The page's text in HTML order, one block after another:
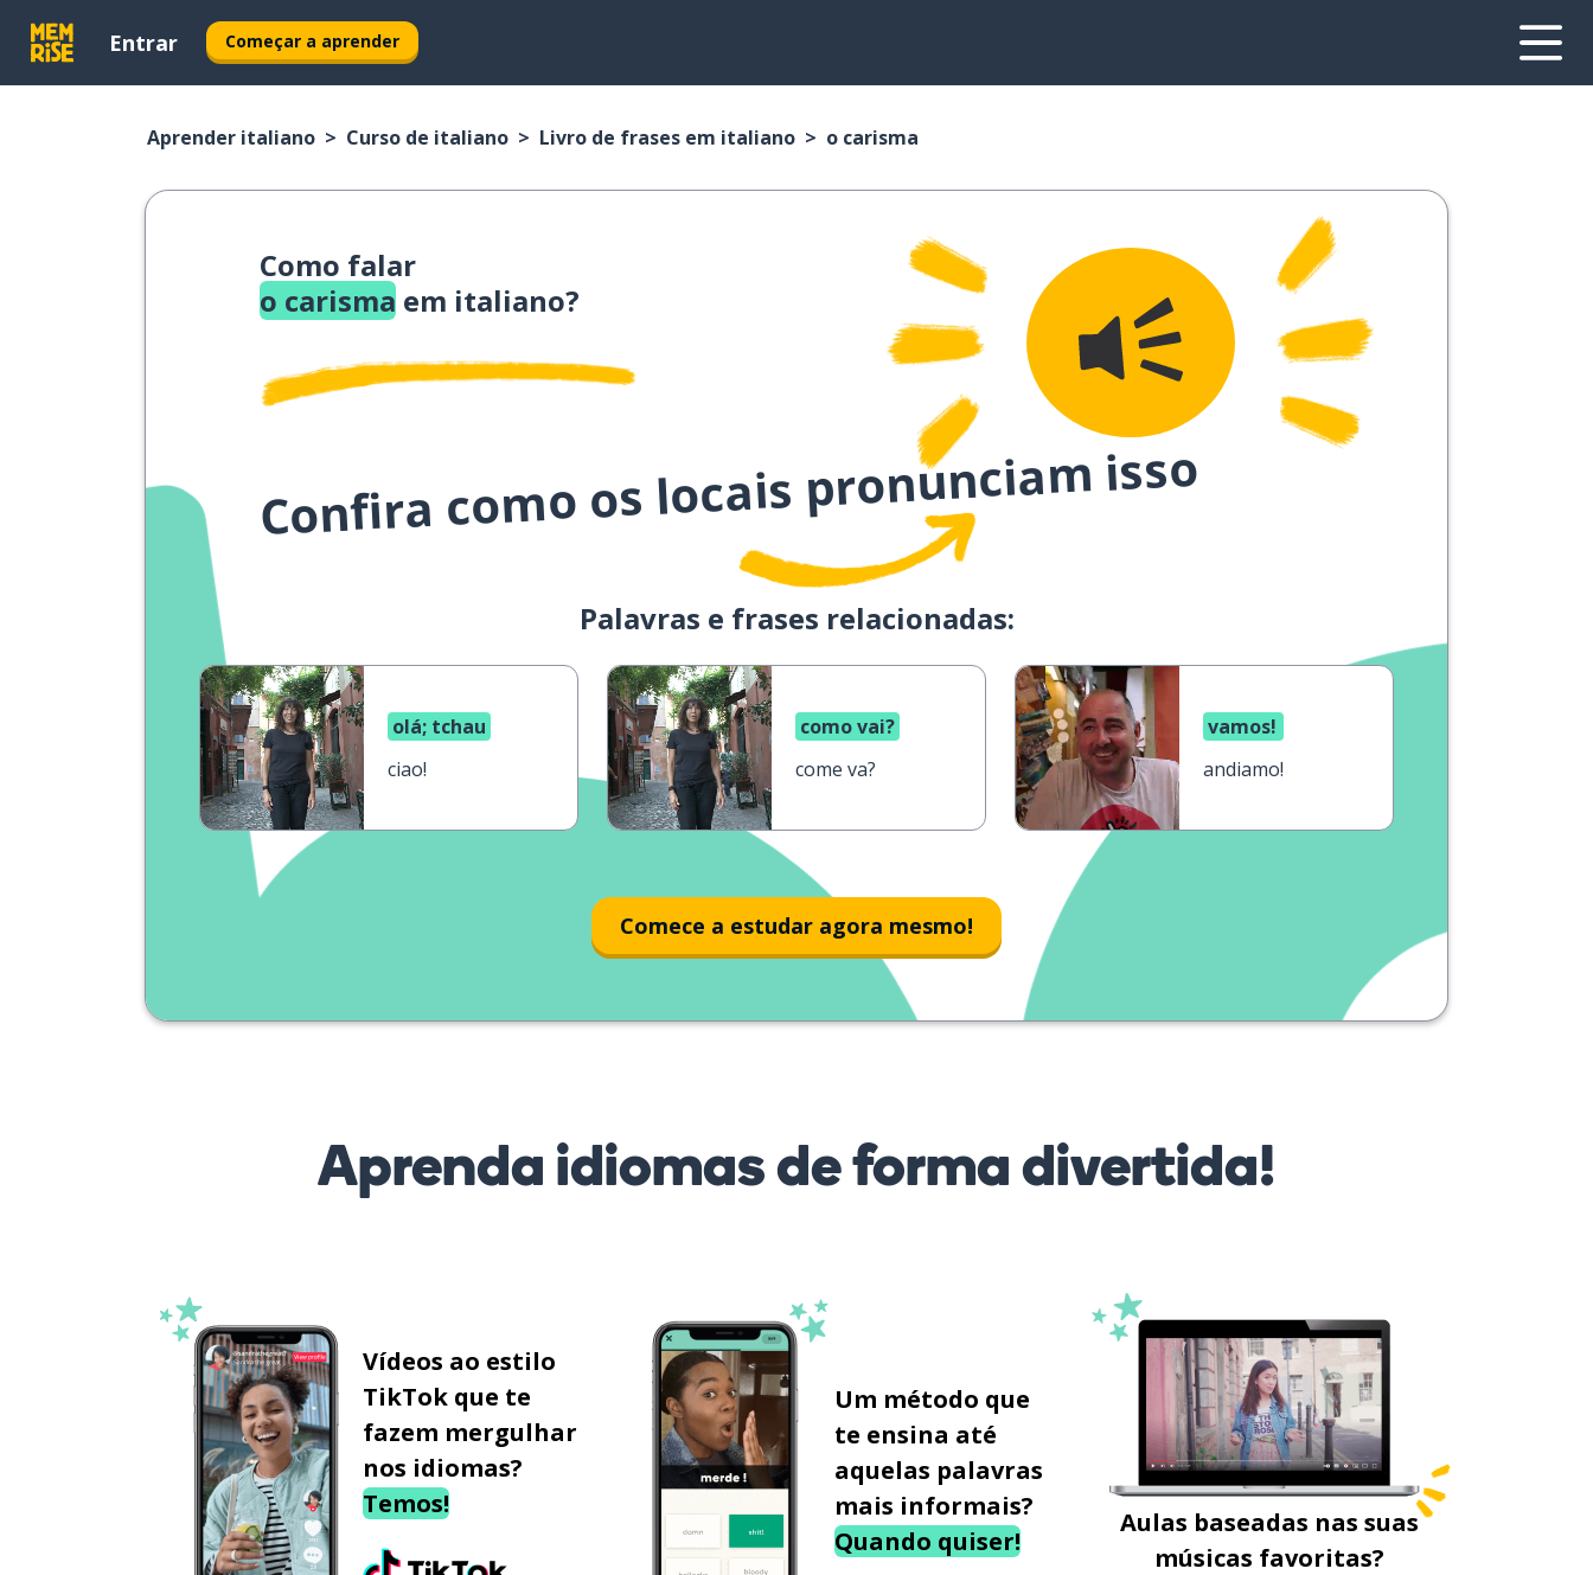
Entrar Começar a aprender
Aprender italiano Curso de italiano Livro de frases em italiano o carisma
Como falar
o carisma em italiano?
Confira como os locais pronunciam isso
Palavras e frases relacionadas:
olá; tchau
ciao!
como vai?
come va?
vamos!
andiamo!
Comece a estudar agora mesmo!
Aprenda idiomas de forma divertida!
Vídeos ao estilo
TikTok que te
fazem mergulhar
nos idiomas?
Temos!
Um método que
te ensina até
aquelas palavras
mais informais?
Quando quiser!
Aulas baseadas nas suas
músicas favoritas?